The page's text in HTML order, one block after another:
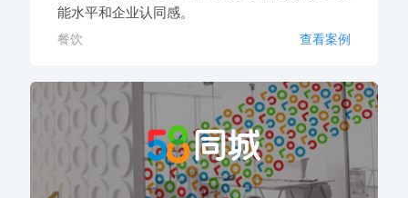
能水平和企业认同感。
餐饮 查看案例